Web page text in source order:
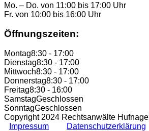
Mo. – Do. von 11:00 bis 17:00 Uhr
Fr. von 10:00 bis 16:00 Uhr
Öffnungszeiten:
Montag8:30 - 17:00
Dienstag8:30 - 17:00
Mittwoch8:30 - 17:00
Donnerstag8:30 - 17:00
Freitag8:30 - 16:00
SamstagGeschlossen
SonntagGeschlossen
Copyright 2024 Rechtsanwälte Hufnagel
Impressum
Datenschutzerklärung